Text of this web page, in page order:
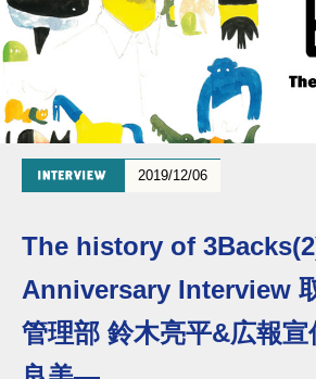
2019/12/06
The history of
Anniversary Interview
管理部 鈴木亮平&広報宣